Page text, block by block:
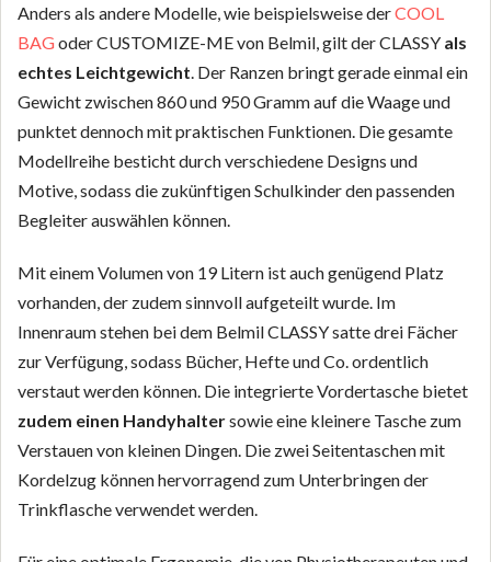
Anders als andere Modelle, wie beispielsweise derCOOL
BAGoder CUSTOMIZE-ME von Belmil, gilt der CLASSY als
echtes Leichtgewicht. Der Ranzen bringt gerade einmal ein
Gewicht zwischen 860 und 950 Gramm auf die Waage und
punktet dennoch mit praktischen Funktionen. Die gesamte
Modellreihe besticht durch verschiedene Designs und
Motive, sodass die zukünftigen Schulkinder den passenden
Begleiter auswählen können.
Mit einem Volumen von 19 Litern ist auch genügend Platz
vorhanden, der zudem sinnvoll aufgeteilt wurde. Im
Innenraum stehen bei dem Belmil CLASSY satte drei Fächer
zur Verfügung, sodass Bücher, Hefte und Co. ordentlich
verstaut werden können. Die integrierte Vordertasche bietet
zudem einen Handyhaltersowie eine kleinere Tasche zum
Verstauen von kleinen Dingen. Die zwei Seitentaschen mit
Kordelzug können hervorragend zum Unterbringen der
Trinkflasche verwendet werden.